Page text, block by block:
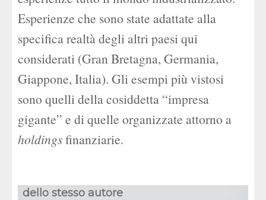
Esperienze che sono state adattate alla
specifica realtà degli altri paesi qui
considerati (Gran Bretagna, Germania,
Giappone, Italia). Gli esempi più vistosi
sono quelli della cosiddetta “impresa
gigante” e di quelle organizzate attorno a
holdingsfinanziarie.
dello stesso autore